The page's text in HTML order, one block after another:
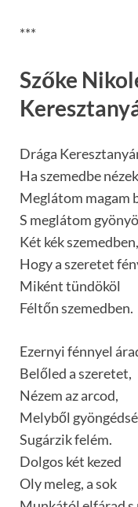
***
Szőke
Drága
Ha szemedbe
Meglátom magam
S meglátom
Két kék szemedben,
Hogy a szeretet
Miként tündököl
Féltőn szemedben.
Ezernyi fénnyel
Belőled a szeretet,
Nézem az arcod,
Melyből
Sugárzik felém.
Dolgos két kezed
Oly meleg, a sok